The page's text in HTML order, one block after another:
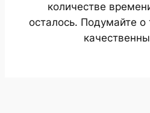
количестве
осталось. Подумайте о